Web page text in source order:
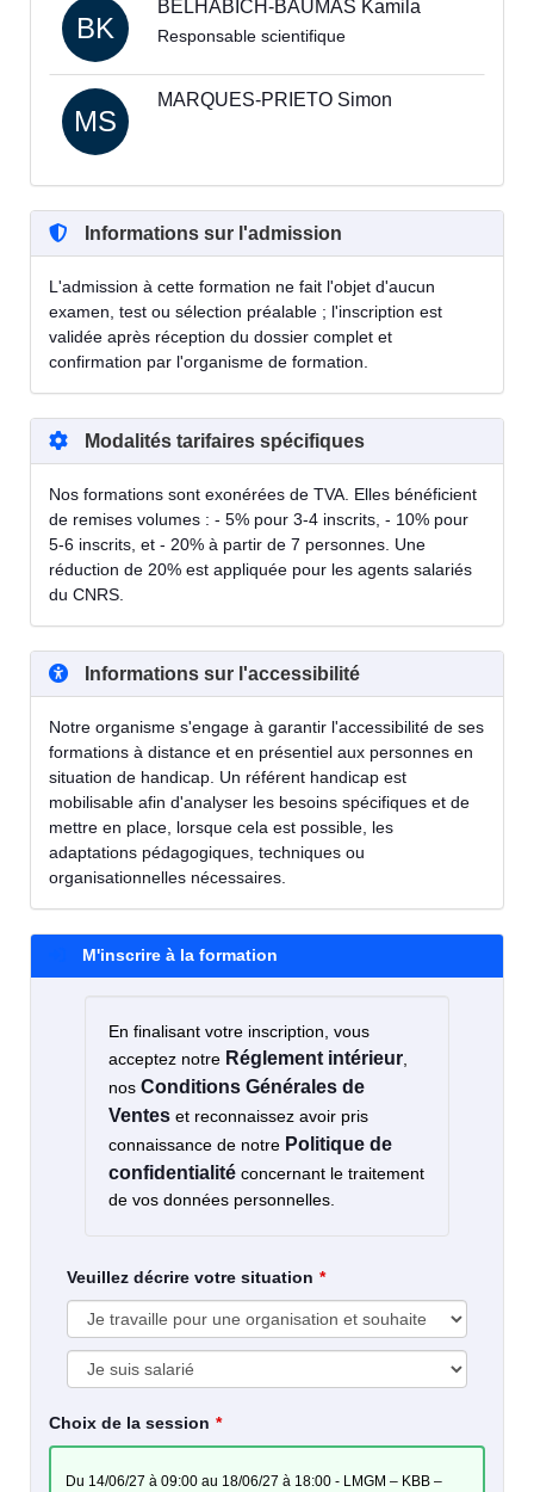
BK
BELHABICH-BAUMAS Kamila
Responsable scientifique
MS
MARQUES-PRIETO Simon
Informations sur l'admission
L'admission à cette formation ne fait l'objet d'aucun
examen, test ou sélection préalable ; l'inscription est
validée après réception du dossier complet et
confirmation par l'organisme de formation.
Modalités tarifaires spécifiques
Nos formations sont exonérées de TVA. Elles bénéficient
de remises volumes : - 5% pour 3-4 inscrits, - 10% pour
5-6 inscrits, et - 20% à partir de 7 personnes. Une
réduction de 20% est appliquée pour les agents salariés
du CNRS.
Informations sur l'accessibilité
Notre organisme s'engage à garantir l'accessibilité de ses
formations à distance et en présentiel aux personnes en
situation de handicap. Un référent handicap est
mobilisable afin d'analyser les besoins spécifiques et de
mettre en place, lorsque cela est possible, les
adaptations pédagogiques, techniques ou
organisationnelles nécessaires.
M'inscrire à la formation
En finalisant votre inscription, vous
acceptez notre Réglement intérieur,
nos Conditions Générales de
Ventes et reconnaissez avoir pris
connaissance de notre Politique de
confidentialité concernant le traitement
de vos données personnelles.
Veuillez décrire votre situation
Choix de la session
du 14/06/27 à 09:00 au 18/06/27 à 18:00 - LMGM – KBB –